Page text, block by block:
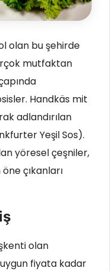
olan bu şehirde
mutfaktan
Handkäs mit
adlandırılan
Yeşil Sos).
yöresel çeşniler,
çıkanları
olan
fiyata kadar